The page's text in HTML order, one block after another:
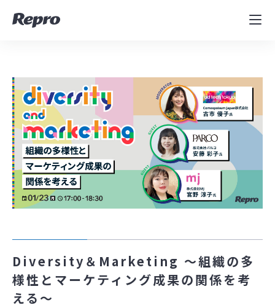
MAツール
コンサルティング
導入事例
セミナー／イベント
資料／コンテンツ
Diversity＆Marketing ～組織の多
様性とマーケティング成果の関係を考
える～